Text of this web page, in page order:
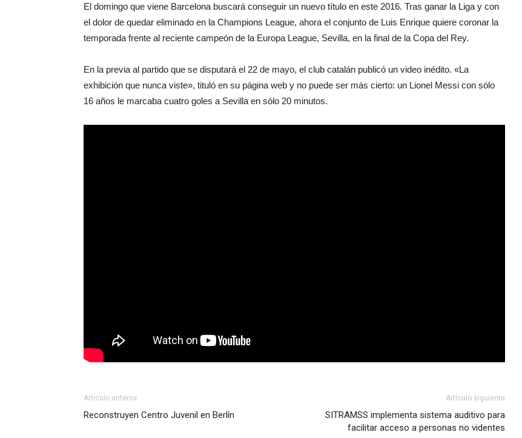
El domingo que viene Barcelona buscará conseguir un nuevo título en este 2016. Tras ganar la Liga y con
el dolor de quedar eliminado en la Champions League, ahora el conjunto de Luis Enrique quiere coronar la
temporada frente al reciente campeón de la Europa League, Sevilla, en la final de la Copa del Rey.
En la previa al partido que se disputará el 22 de mayo, el club catalán publicó un video inédito. «La
exhibición que nunca viste», tituló en su página web y no puede ser más cierto: un Lionel Messi con sólo
16 años le marcaba cuatro goles a Sevilla en sólo 20 minutos.
Artículo anterior
Reconstruyen Centro Juvenil en Berlín
Artículo siguiente
SITRAMSS implementa sistema auditivo para
facilitar acceso a personas no videntes